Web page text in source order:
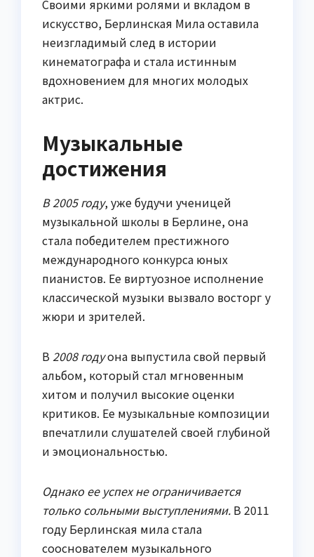
Своими яркими ролями и вкладом в
искусство, Берлинская Мила оставила
неизгладимый след в истории
кинематографа и стала истинным
вдохновением для многих молодых
актрис.
Музыкальные
достижения
В 2005 году, уже будучи ученицей
музыкальной школы в Берлине, она
стала победителем престижного
международного конкурса юных
пианистов. Ее виртуозное исполнение
классической музыки вызвало восторг у
жюри и зрителей.
В 2008 годуона выпустила свой первый
альбом, который стал мгновенным
хитом и получил высокие оценки
критиков. Ее музыкальные композиции
впечатлили слушателей своей глубиной
и эмоциональностью.
Однако ее успех не ограничивается
только сольными выступлениями. В 2011
году Берлинская мила стала
сооснователем музыкального